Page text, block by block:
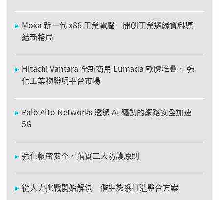
Moxa 新一代 x86 工業電腦 開創工業邊緣資料連
結新格局
Hitachi Vantara 全新商用 Lumada 軟體堆疊， 強
化工業物聯網平台市場
Palo Alto Networks 透過 AI 驅動的網路安全加速
5G
強化帳密安全，落實三大防護原則
從人力挑戰開始解決 偕生態系打造整合方案